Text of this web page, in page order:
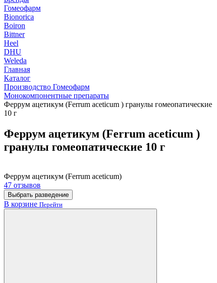
Гомеофарм
Bionorica
Boiron
Bittner
Heel
DHU
Weleda
Главная
Каталог
Производство Гомеофарм
Монокомпонентные препараты
Феррум ацетикум (Ferrum aceticum ) гранулы гомеопатические
10 г
Феррум ацетикум (Ferrum aceticum )
гранулы гомеопатические 10 г
Феррум ацетикум (Ferrum aceticum)
47 отзывов
Выбрать разведение
В корзине Перейти